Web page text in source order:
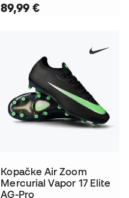
89,99 €
Kopačke Air Zoom
Mercurial Vapor 17 Elite
AG-Pro